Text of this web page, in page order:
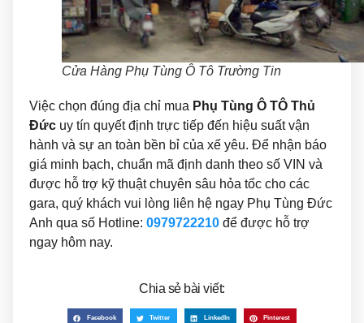
Cửa Hàng Phụ Tùng Ô Tô Trường Tin
Việc chọn đúng địa chỉ mua Phụ Tùng Ô TÔ Thủ
Đức uy tín quyết định trực tiếp đến hiệu suất vận
hành và sự an toàn bền bỉ của xế yêu. Để nhận báo
giá minh bạch, chuẩn mã định danh theo số VIN và
được hỗ trợ kỹ thuật chuyên sâu hỏa tốc cho các
gara, quý khách vui lòng liên hệ ngay Phụ Tùng Đức
Anh qua số Hotline: 0979722210 để được hỗ trợ
ngay hôm nay.
Chia sẻ bài viết:
Facebook Twitter LinkedIn Pinterest